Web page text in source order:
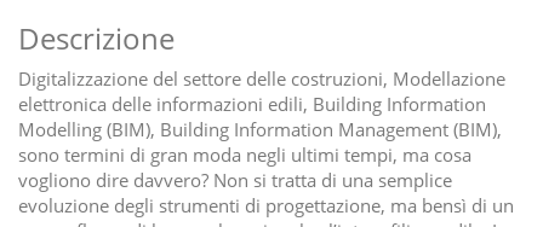
Descrizione
Digitalizzazione del settore delle costruzioni, Modellazione
elettronica delle informazioni edili, Building Information
Modelling (BIM), Building Information Management (BIM),
sono termini di gran moda negli ultimi tempi, ma cosa
vogliono dire davvero? Non si tratta di una semplice
evoluzione degli strumenti di progettazione, ma bensì di un